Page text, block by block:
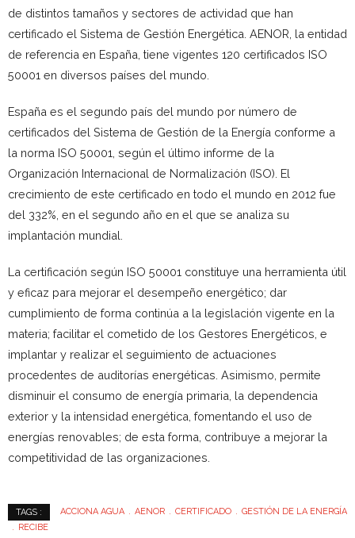
de distintos tamaños y sectores de actividad que han
certificado el Sistema de Gestión Energética. AENOR, la entidad
de referencia en España, tiene vigentes 120 certificados ISO
50001 en diversos países del mundo.
España es el segundo país del mundo por número de
certificados del Sistema de Gestión de la Energía conforme a
la norma ISO 50001, según el último informe de la
Organización Internacional de Normalización (ISO). El
crecimiento de este certificado en todo el mundo en 2012 fue
del 332%, en el segundo año en el que se analiza su
implantación mundial.
La certificación según ISO 50001 constituye una herramienta útil
y eficaz para mejorar el desempeño energético; dar
cumplimiento de forma continúa a la legislación vigente en la
materia; facilitar el cometido de los Gestores Energéticos, e
implantar y realizar el seguimiento de actuaciones
procedentes de auditorías energéticas. Asimismo, permite
disminuir el consumo de energía primaria, la dependencia
exterior y la intensidad energética, fomentando el uso de
energías renovables; de esta forma, contribuye a mejorar la
competitividad de las organizaciones.
TAGS : ACCIONA AGUA AENOR CERTIFICADO
GESTIÓN DE LA ENERGÍA
RECIBE